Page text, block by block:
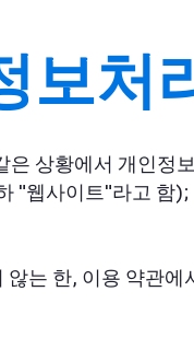
보처
상황에서 개인정
"웹사이트"라고 함);
는 한, 이용 약관에